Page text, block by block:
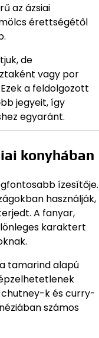
az ázsiai
érettségétől
de
vagy por
a feldolgozott
jegyeit, így
egyaránt.
konyhában
ízesítője.
használják,
A fanyar,
karaktert
tamarind alapú
chutney-k és curry-
számos